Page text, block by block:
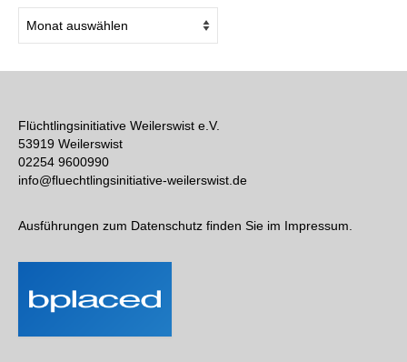
Flüchtlingsinitiative Weilerswist e.V.
53919 Weilerswist
02254 9600990
info@fluechtlingsinitiative-weilerswist.de
Ausführungen zum Datenschutz finden Sie im Impressum.